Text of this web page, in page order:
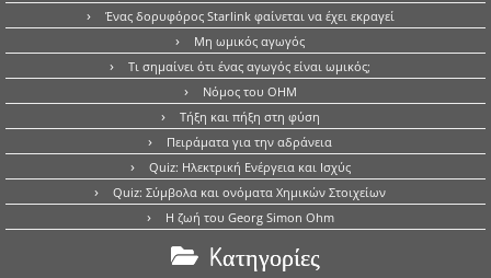
Ένας δορυφόρος Starlink φαίνεται να έχει εκραγεί
Μη ωμικός αγωγός
Τι σημαίνει ότι ένας αγωγός είναι ωμικός;
Νόμος του OHM
Τήξη και πήξη στη φύση
Πειράματα για την αδράνεια
Quiz: Ηλεκτρική Ενέργεια και Ισχύς
Quiz: Σύμβολα και ονόματα Χημικών Στοιχείων
Η ζωή του Georg Simon Ohm
Kατηγορίες